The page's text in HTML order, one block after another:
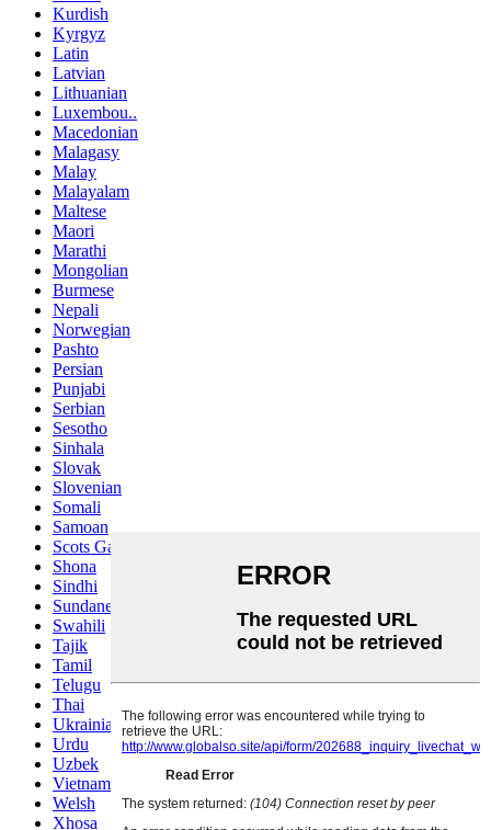
Kurdish
Kyrgyz
Latin
Latvian
Lithuanian
Luxembou..
Macedonian
Malagasy
Malay
Malayalam
Maltese
Maori
Marathi
Mongolian
Burmese
Nepali
Norwegian
Pashto
Persian
Punjabi
Serbian
Sesotho
Sinhala
Slovak
Slovenian
Somali
Samoan
Scots Gaelic
Shona
Sindhi
Sundanese
Swahili
Tajik
Tamil
Telugu
Thai
Ukrainian
Urdu
Uzbek
Vietnamese
Welsh
Xhosa